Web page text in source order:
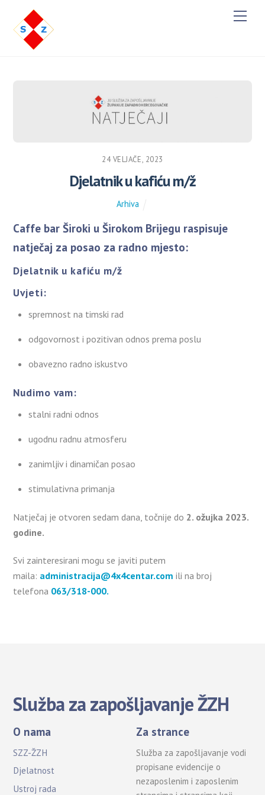
M
e
24 VELJAČE, 2023
Djelatnik u kafiću m/ž
Arhiva
Caffe bar Široki u Širokom Brijegu raspisuje
natječaj za posao za radno mjesto:
Djelatnik u kafiću m/ž
Uvjeti:
spremnost na timski rad
odgovornost i pozitivan odnos prema poslu
obavezno radno iskustvo
Nudimo vam:
stalni radni odnos
ugodnu radnu atmosferu
zanimljiv i dinamičan posao
stimulativna primanja
Natječaj je otvoren sedam dana, točnije do 2. ožujka 2023.
godine.
Svi zainteresirani mogu se javiti putem
maila: administracija@4x4centar.com ili na broj
telefona 063/318-000.
Služba za zapošljavanje ŽZH
O nama
SZZ-ŽZH
Djelatnost
Ustroj rada
Za strance
Služba za zapošljavanje vodi
propisane evidencije o
nezaposlenim i zaposlenim